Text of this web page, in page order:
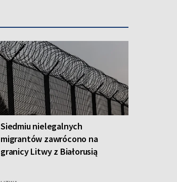
Siedmiu nielegalnych
migrantów zawrócono na
granicy Litwy z Białorusią